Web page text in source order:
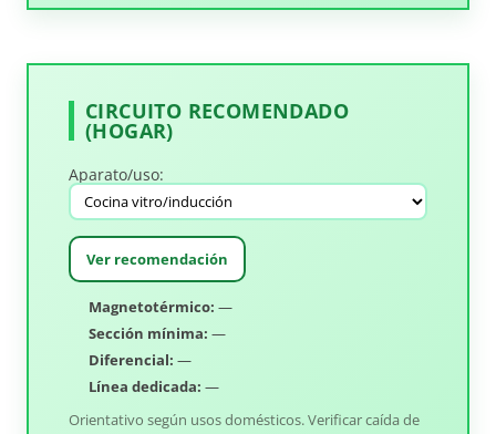
CIRCUITO RECOMENDADO
(HOGAR)
Aparato/uso:
Ver recomendación
Magnetotérmico: —
Sección mínima: —
Diferencial: —
Línea dedicada: —
Orientativo según usos domésticos. Verificar caída de